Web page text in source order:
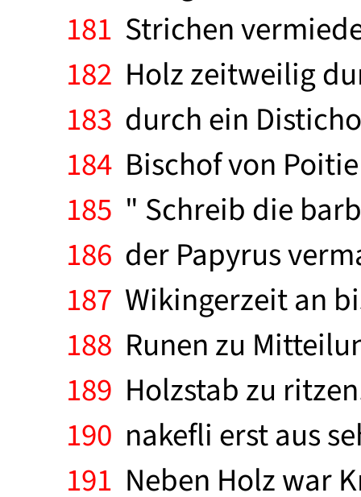
181 Strichen
182 Holz zeitweilig
183 durch ein
184 Bischof von
185 " Schreib die
186 der Papyrus
187 Wikingerzeit an
188 Runen zu
189 Holzstab zu
190 nakefli erst aus
191 Neben Holz war